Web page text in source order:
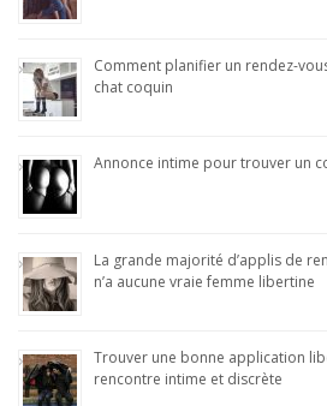
Comment planifier un rendez-
chat coquin
Annonce intime pour trouver un
La grande majorité d’applis de
n’a aucune vraie femme libertine
Trouver une bonne application
rencontre intime et discrète